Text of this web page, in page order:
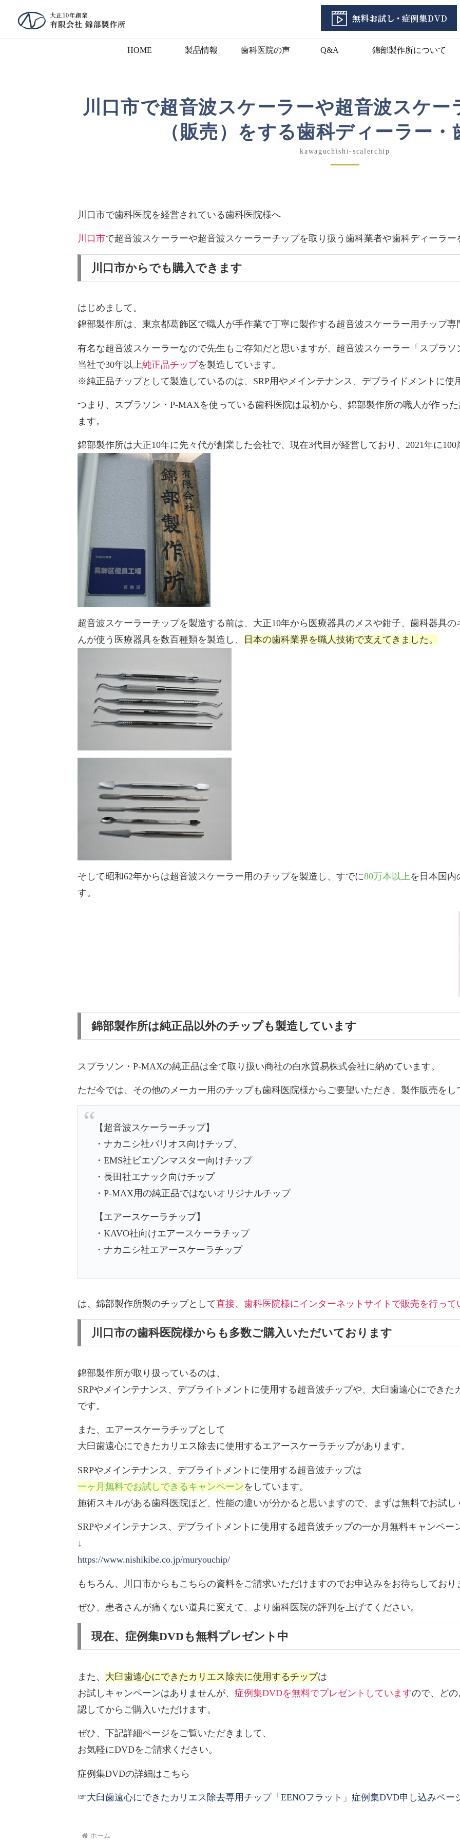
HOME 製品情報 歯科医院の声 Q&A 錦部製作所について
川口市で超音波スケーラーや超音波スケ
（販売）をする歯科ディーラー・
kawaguchishi-scalerchip
川口市で歯科医院を経営されている歯科医院様へ
川口市で超音波スケーラーや超音波スケーラーチップを取り扱う歯科業者や歯科ディーラー
川口市からでも購入できます
はじめまして。
錦部製作所は、東京都葛飾区で職人が手作業で丁寧に製作する超音波スケーラー用チップ専
有名な超音波スケーラーなので先生もご存知だと思いますが、 超音波スケーラー「スプラ
当社で30年以上純正品チップを製造しています。
※純正品チップとして製造しているのは、SRP用やメインテナンス、デブライドメントに使
つまり、スプラソン・P-MAXを使っている歯科医院は最初から、錦部製作所の職人が作っ
ます。
錦部製作所は大正10年に先々代が創業した会社で、現在3代目が経営しており、2021年に100
超音波スケーラーチップを製造する前は、大正10年から医療器具のメスや鉗子、歯科器具
んが使う医療器具を数百種類を製造し、
日本の歯科業界を職人技術で支えてきました。
そして昭和62年からは超音波スケーラー用のチップを製造し、すでに80万本以上 を日本国内
す。
錦部製作所は純正品以外のチップも製造しています
スプラソン・P-MAXの純正品は全て取り扱い商社の白水貿易株式会社に納めています。
ただ今では、その他のメーカー用のチップも歯科医院様からご要望いただき、製作販売をし
【超音波スケーラーチップ】
・ナカニシ社バリオス向けチップ、
・EMS社ピエゾンマスター向けチップ
・長田社エナック向けチップ
・P-MAX用の純正品ではないオリジナルチップ
【エアースケーラチップ】
・KAVO社向けエアースケーラチップ
・ナカニシ社エアースケーラチップ
は、 錦部製作所製のチップとして直接、歯科医院様にインターネットサイトで販売を行って
川口市の歯科医院様からも多数ご購入いただいております
錦部製作所が取り扱っているのは、
SRPやメインテナンス、デブライトメントに使用する超音波チップや、大臼歯遠心にでき
です。
また、エアースケーラチップとして
大臼歯遠心にできたカリエス除去に使用するエアースケーラチップがあります。
SRPやメインテナンス、デブライトメントに使用する超音波チップは
一ヶ月無料でお試しできるキャンペーンをしています。
施術スキルがある歯科医院ほど、性能の違いが分かると思いますので、まずは無料でお試し
SRPやメインテナンス、デブライトメントに使用する超音波チップの一か月無料キャンペー
↓
https://www.nishikibe.co.jp/muryouchip/
もちろん、川口市からもこちらの資料をご請求いただけますのでお申込みをお待ちしており
ぜひ、患者さんが痛くない道具に変えて、より歯科医院の評判を上げてください。
現在、症例集DVDも無料プレゼント中
また、 大臼歯遠心にできたカリエス除去に使用するチップは
お試しキャンペーンはありませんが、 症例集DVDを無料でプレゼントしていますので、ど
認してからご購入いただけます。
ぜひ、下記詳細ページをご覧いただきまして、
お気軽にDVDをご請求ください。
症例集DVDの詳細はこちら
☞大臼歯遠心にできたカリエス除去専用チップ「EENOフラット」症例集DVD申し込みペー
ホーム